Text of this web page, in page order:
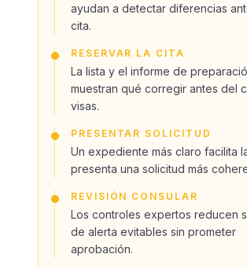
ayudan a detectar diferencias
cita.
RESERVAR LA CITA
La lista y el informe de
muestran qué corregir antes del
visas.
PRESENTAR SOLICITUD
Un expediente más claro facilita
presenta una solicitud más
REVISIÓN CONSULAR
Los controles expertos reducen
de alerta evitables sin prometer
aprobación.